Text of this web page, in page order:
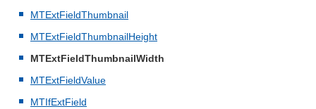
MTExtFieldThumbnail
MTExtFieldThumbnailHeight
MTExtFieldThumbnailWidth
MTExtFieldValue
MTIfExtField